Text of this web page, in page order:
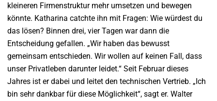
kleineren Firmenstruktur mehr umsetzen und bewegen
könnte. Katharina catchte ihn mit Fragen: Wie würdest du
das lösen? Binnen drei, vier Tagen war dann die
Entscheidung gefallen. „Wir haben das bewusst
gemeinsam entschieden. Wir wollen auf keinen Fall, dass
unser Privatleben darunter leidet.“ Seit Februar dieses
Jahres ist er dabei und leitet den technischen Vertrieb. „Ich
bin sehr dankbar für diese Möglichkeit“, sagt er. Walter